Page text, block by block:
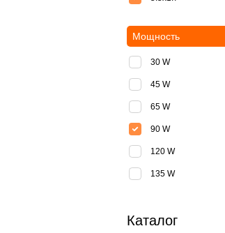
Мощность
30 W
45 W
65 W
90 W
120 W
135 W
Каталог